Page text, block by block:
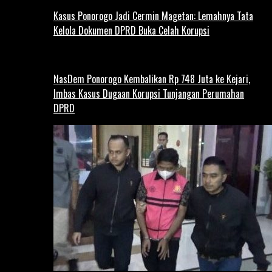
Kasus Ponorogo Jadi Cermin Magetan: Lemahnya Tata
Kelola Dokumen DPRD Buka Celah Korupsi
NasDem Ponorogo Kembalikan Rp 748 Juta ke Kejari,
Imbas Kasus Dugaan Korupsi Tunjangan Perumahan
DPRD